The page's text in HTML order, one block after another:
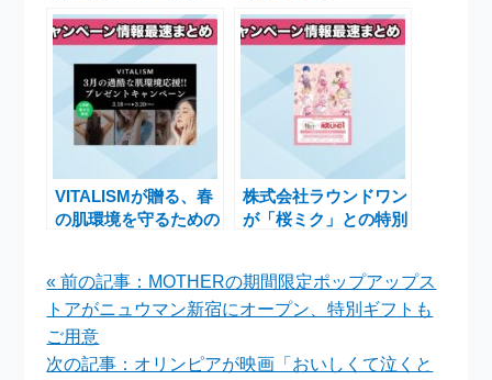
たる感謝祭開催
ゲットするチャンス
VITALISMが贈る、春
の肌環境を守るための
プレゼント企画
株式会社ラウンドワン
が「桜ミク」との特別
« 前の記事：MOTHERの期間限定ポップアップス
トアがニュウマン新宿にオープン、特別ギフトも
ご用意
次の記事：オリンピアが映画「おいしくて泣くと